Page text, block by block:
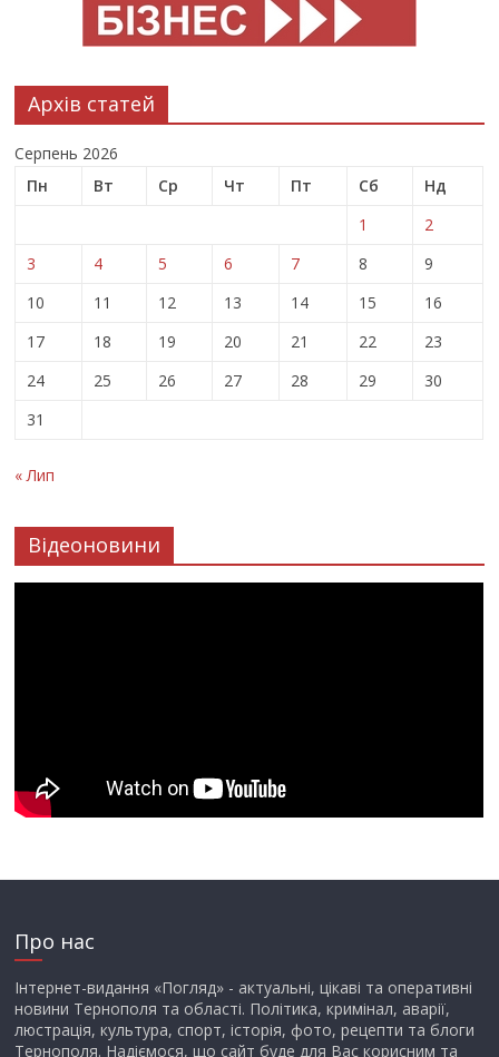
Архів статей
Серпень 2026
Пн
Вт Ср Чт Пт Сб
Нд
1
2
3
4 5 6 7 8
9
10
11 12 13 14 15
16
17
18 19 20 21 22
23
24
25 26 27 28 29
30
31
« Лип
Відеоновини
Про нас
Інтернет-видання «Погляд» - актуальні, цікаві та оперативні
новини Тернополя та області. Політика, кримінал, аварії,
люстрація, культура, спорт, історія, фото, рецепти та блоги
Тернополя. Надіємося, що сайт буде для Вас корисним та